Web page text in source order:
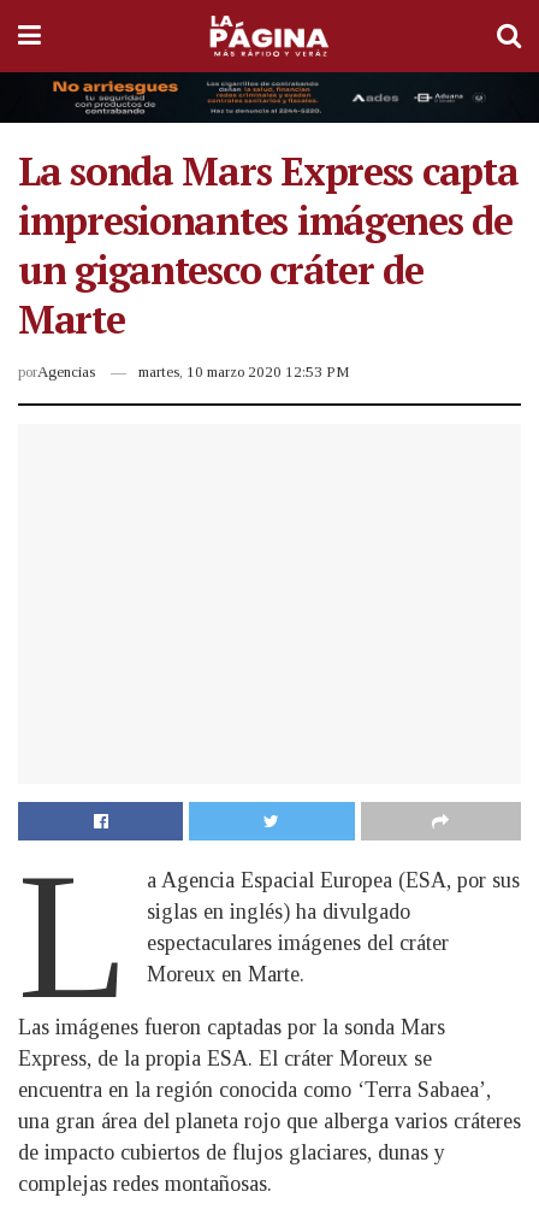
La sonda Mars Express capta
impresionantes imágenes de
un gigantesco cráter de
Marte
porAgencias martes, 10 marzo 2020 12:53 PM
L
a Agencia Espacial Europea (ESA, por sus
siglas en inglés) ha divulgado
espectaculares imágenes del cráter
Moreux en Marte.
Las imágenes fueron captadas por la sonda Mars
Express, de la propia ESA. El cráter Moreux se
encuentra en la región conocida como ‘Terra Sabaea’,
una gran área del planeta rojo que alberga varios cráteres
de impacto cubiertos de flujos glaciares, dunas y
complejas redes montañosas.